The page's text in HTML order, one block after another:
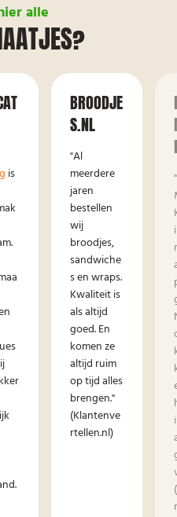
alle
is
BROODJE
S.NL
"Al
meerdere
jaren
bestellen
wij
broodjes,
sandwiche
s en wraps.
Kwaliteit is
als altijd
goed. En
komen ze
altijd ruim
op tijd alles
brengen."
(Klantenve
rtellen.nl)